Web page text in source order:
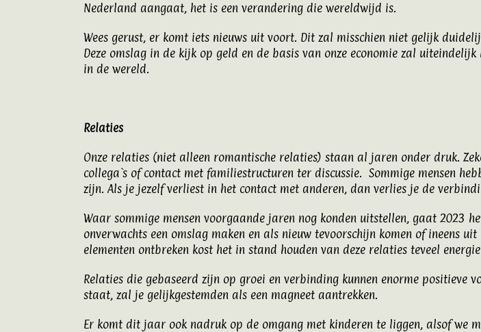
Nederland aangaat, het is een verandering die wereldwijd is.
Wees gerust, er komt iets nieuws uit voort. Dit zal misschien niet gelijk
Deze omslag in de kijk op geld en de basis van onze economie zal
in de wereld.
Relaties
Onze relaties (niet alleen romantische relaties) staan al jaren onder druk.
collega`s of contact met familiestructuren ter discussie. Sommige mensen
zijn. Als je jezelf verliest in het contact met anderen, dan verlies je de
Waar sommige mensen voorgaande jaren nog konden uitstellen, gaat 2023
onverwachts een omslag maken en als nieuw tevoorschijn komen of ineens
elementen ontbreken kost het in stand houden van deze relaties teveel
Relaties die gebaseerd zijn op groei en verbinding kunnen enorme positieve
staat, zal je gelijkgestemden als een magneet aantrekken.
Er komt dit jaar ook nadruk op de omgang met kinderen te liggen, alsof we